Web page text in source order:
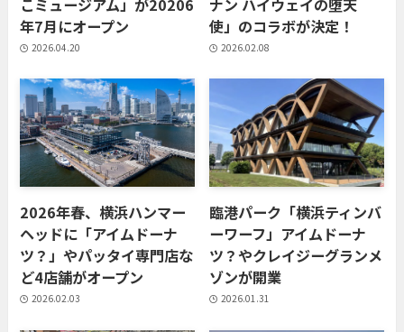
年7月にオープン
2026.04.20
使」のコラボが決定！
2026.02.08
2026年春、横浜ハンマー
ヘッドに「アイムドーナ
ツ？」やパッタイ専門店な
ど4店舗がオープン
2026.02.03
臨港パーク「横浜ティンバ
ーワーフ」アイムドーナ
ツ？やクレイジーグランメ
ゾンが開業
2026.01.31